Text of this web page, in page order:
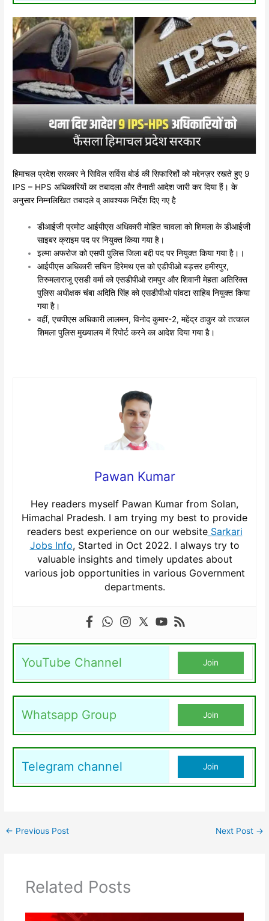
हिमाचल प्रदेश सरकार ने सिविल सर्विस बोर्ड की सिफारिशों को मद्देनज़र रखते हुए 9
IPS – HPS अधिकारियों का तबादला और तैनाती आदेश जारी कर दिया हैं। के
अनुसार निम्नलिखित तबादले व् आवश्यक निर्देश दिए गए है
डीआईजी प्रमोट आईपीएस अधिकारी मोहित चावला को शिमला के डीआईजी
साइबर क्राइम पद पर नियुक्त किया गया है।
इल्मा अफरोज को एसपी पुलिस जिला बद्दी पद पर नियुक्त किया गया है।।
आईपीएस अधिकारी सचिन हिरेमथ एस को एडीपीओ बड़सर हमीरपुर,
तिरुमलाराजू एसडी वर्मा को एसडीपीओ रामपुर और शिवानी मेहता अतिरिक्त
पुलिस अधीक्षक चंबा अदिति सिंह को एसडीपीओ पांवटा साहिब नियुक्त किया
गया है।
वहीं, एचपीएस अधिकारी लालमन, विनोद कुमार-2, महेंद्र ठाकुर को तत्काल
शिमला पुलिस मुख्यालय में रिपोर्ट करने का आदेश दिया गया है।
Pawan Kumar
Hey readers myself Pawan Kumar from Solan,
Himachal Pradesh. I am trying my best to provide
readers best experience on our websiteSarkari
Jobs Info, Started in Oct 2022. I always try to
valuable insights and timely updates about
various job opportunities in various Government
departments.
YouTube Channel Join
Whatsapp Group Join
Telegram channel Join
← Previous Post Next Post →
Related Posts